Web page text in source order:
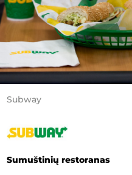
Subway
Sumuštinių restoranas